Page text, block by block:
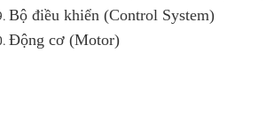
Bộ điều khiển (Control System)
Động cơ (Motor)